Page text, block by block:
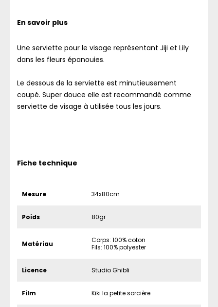
En savoir plus
Une serviette pour le visage représentant Jiji et Lily
dans les fleurs épanouies.
Le dessous de la serviette est minutieusement
coupé. Super douce elle est recommandé comme
serviette de visage à utilisée tous les jours.
Fiche technique
Mesure 34x80cm
Poids 80gr
Matériau
Corps: 100% coton
Fils: 100% polyester
Licence Studio Ghibli
Film Kiki la petite sorcière